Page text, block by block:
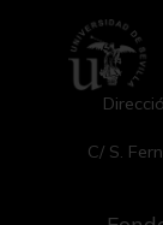
C/ S.